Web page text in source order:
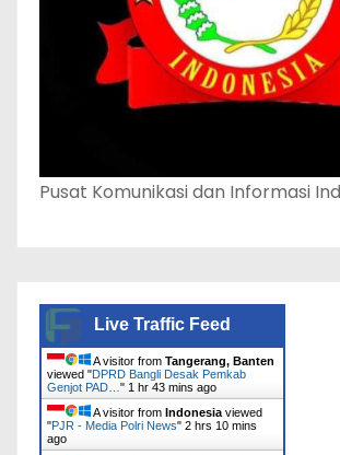
Pusat Komunikasi dan Informasi
Live Traffic Feed
A visitor from Tangerang, Banten
viewed "DPRD Bangli Desak Pemkab
Genjot PAD… " 1 hr 43 mins ago
A visitor from Indonesia viewed
"PJR - Media Polri News" 2 hrs 10 mins
ago